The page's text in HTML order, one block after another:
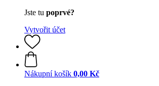
Jste tu poprvé?
Vytvořit účet
Nákupní košík 0,00 Kč